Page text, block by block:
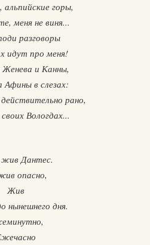
горы,
меня не виня...
разговоры
идут про меня!
и Канны,
в слезах:
рано,
Вологдах...
Дантес.
опасно,
Жив
нынешнего дня.